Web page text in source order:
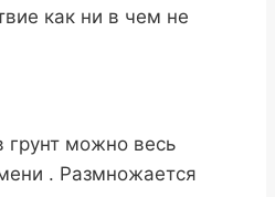
как ни в чем не
грунт можно весь
. Размножается